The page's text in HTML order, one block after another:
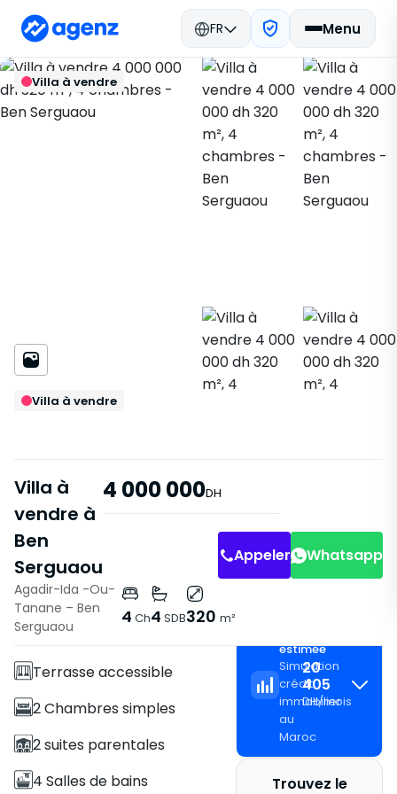
FR Menu
Retour
Immobilier Maroc
Acheter
Agadir
Villa
Ben Serguaou
906152
Enregistrer
Villa à vendre
Villa à vendre
Villa à
vendre à
Ben
Serguaou
4 000 000DH
Agadir-Ida -Ou-
Tanane – Ben
Serguaou
4 Ch4 SDB320 m²
Appeler Whatsapp
Caractéristiques
Villa
Terrasse accessible
2 Chambres simples
2 suites parentales
4 Salles de bains
estimée
Simulation
crédit
immobilier
au
Maroc
20
405
DH/mois
Trouvez le